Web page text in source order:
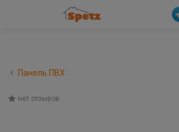
Панель ПВХ
нет отзывов